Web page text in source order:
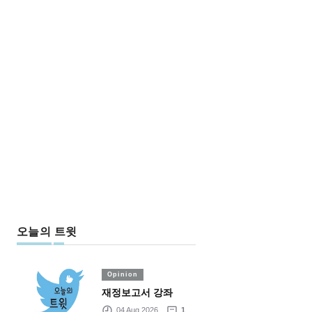
오늘의 트윗
Opinion
재정보고서 강좌
04 Aug 2026 1